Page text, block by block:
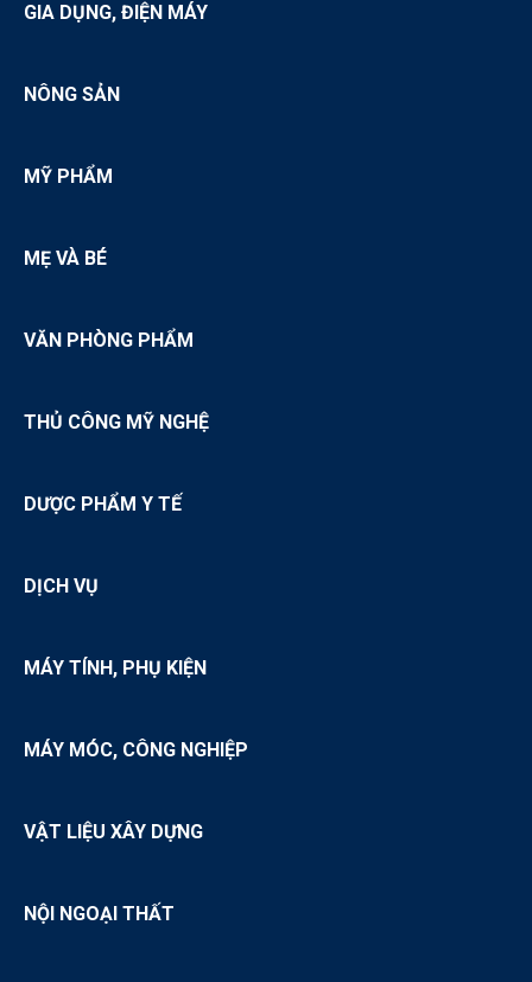
GIA DỤNG, ĐIỆN MÁY
NÔNG SẢN
MỸ PHẨM
MẸ VÀ BÉ
VĂN PHÒNG PHẨM
THỦ CÔNG MỸ NGHỆ
DƯỢC PHẨM Y TẾ
DỊCH VỤ
MÁY TÍNH, PHỤ KIỆN
MÁY MÓC, CÔNG NGHIỆP
VẬT LIỆU XÂY DỰNG
NỘI NGOẠI THẤT